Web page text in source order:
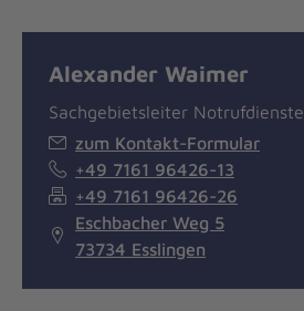
Alexander Waimer
Sachgebietsleiter Notrufdienste
zum Kontakt-Formular
+49 7161 96426-13
+49 7161 96426-26
Eschbacher Weg 5
73734 Esslingen